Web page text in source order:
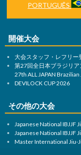
シ
ョ
ン
PORTUGUÊS
開催大会
大会スタッフ・レフリー
第27回全日本ブラジリ
27th ALL JAPAN
DEVILOCK CUP 2026
その他の大会
Japanese National IBJJF
Japanese National IBJJF
Master International Jiu-